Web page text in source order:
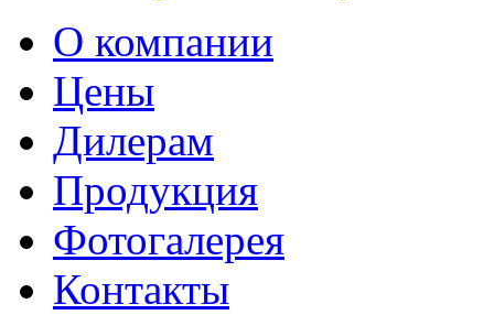
О компании
Цены
Дилерам
Продукция
Фотогалерея
Контакты